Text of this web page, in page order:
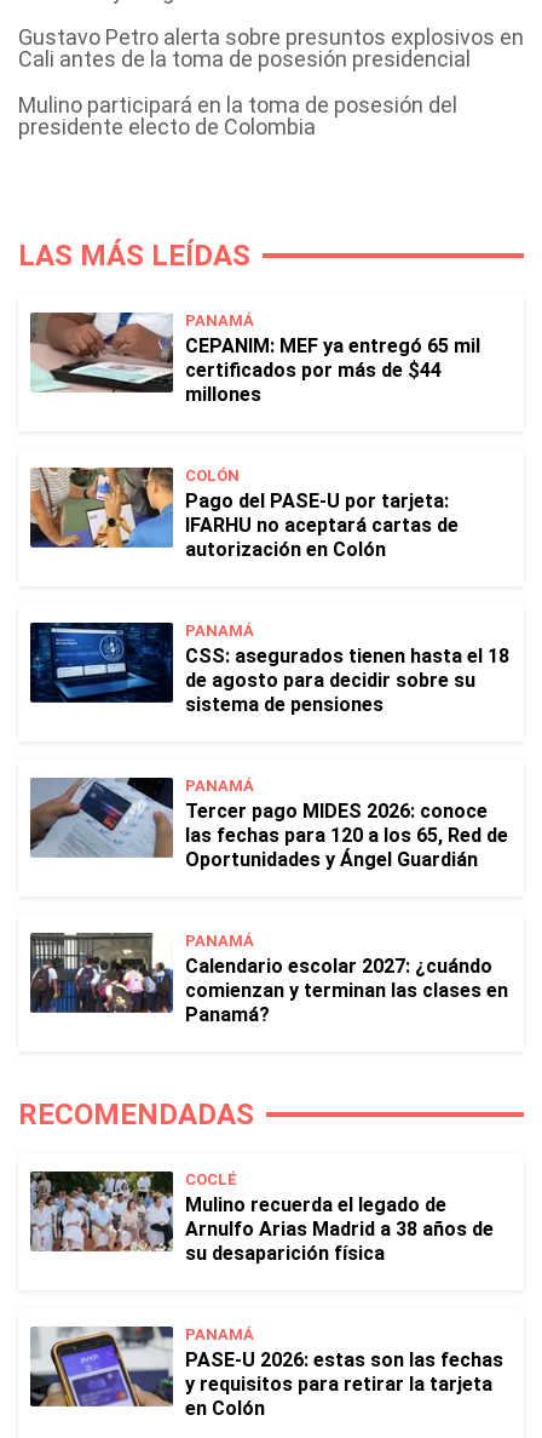
Gustavo Petro alerta sobre presuntos explosivos en
Cali antes de la toma de posesión presidencial
Mulino participará en la toma de posesión del
presidente electo de Colombia
LAS MÁS LEÍDAS
PANAMÁ
CEPANIM: MEF ya entregó 65 mil
certificados por más de $44
millones
COLÓN
Pago del PASE-U por tarjeta:
IFARHU no aceptará cartas de
autorización en Colón
PANAMÁ
CSS: asegurados tienen hasta el 18
de agosto para decidir sobre su
sistema de pensiones
PANAMÁ
Tercer pago MIDES 2026: conoce
las fechas para 120 a los 65, Red de
Oportunidades y Ángel Guardián
PANAMÁ
Calendario escolar 2027: ¿cuándo
comienzan y terminan las clases en
Panamá?
RECOMENDADAS
COCLÉ
Mulino recuerda el legado de
Arnulfo Arias Madrid a 38 años de
su desaparición física
PANAMÁ
PASE-U 2026: estas son las fechas
y requisitos para retirar la tarjeta
en Colón